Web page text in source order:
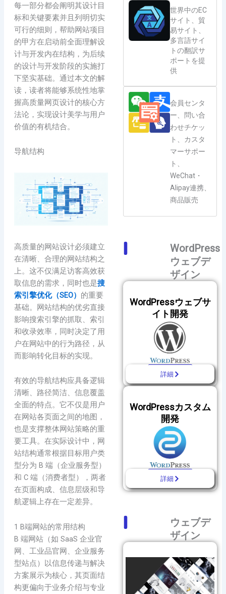
每一部分都会阐明其设计目
标和关键要素并且列明切实
可行的细则，帮助网站项目
的甲方在启动前全面理解设
计与开发内在结构，为后续
的设计与开发阶段的实施打
下坚实基础。通过本文的解
读，读者将能够系统性地掌
握高质量网页设计的核心方
法论，实现设计美学与用户
价值的有机结合。
导航结构
高质量的网站设计必须建立
在清晰、合理的网站结构之
上。这不仅满足访客高效获
取信息的需求，同时也是搜
索引擎优化（SEO） 的重要
基础。网站结构的优劣直接
影响搜索引擎的抓取、索引
和收录效率，同时决定了用
户在网站中的行为路径，从
而影响转化目标的实现。
有效的导航结构应具备逻辑
清晰、路径简洁、信息覆盖
全面的特点。它不仅是用户
在网站各页面之间的地图，
也是支撑整体网站策略的重
要工具。在实际设计中，网
站结构通常根据目标用户类
型分为 B 端（企业服务型）
和 C 端（消费者型），两者
在页面构成、信息层级和导
航逻辑上存在一定差异。
1 B端网站的常用结构
B 端网站（如 SaaS 企业官
网、工业品官网、企业服务
型站点）以信息传递与解决
方案展示为核心，其页面结
构更偏向于业务介绍与专业
世界中のEC
サイト、貿
易サイト、
多言語サイ
トの翻訳サ
ポートを提
供
会員センタ
ー、問い合
わせチケッ
ト、カスタ
マーサポー
ト、
WeChat・
Alipay連携、
商品販売
WordPress
ウェブデ
ザイン
WordPressウェブサ
イト開発
詳細
WordPressカスタム
開発
詳細
ウェブデ
ザイン